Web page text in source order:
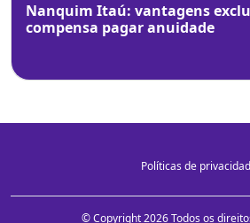
Nanquim Itaú: vantagens
compensa pagar anuidade
Políticas de
© Copyright 2026 Todos os